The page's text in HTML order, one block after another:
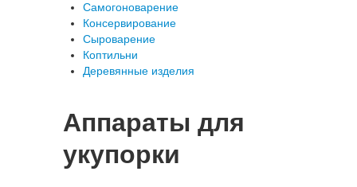
Самогоноварение
Консервирование
Сыроварение
Коптильни
Деревянные изделия
Аппараты для
укупорки